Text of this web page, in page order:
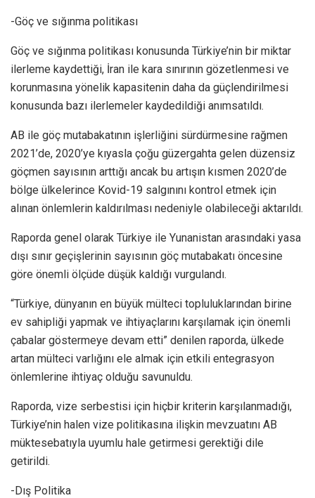
-Göç ve sığınma politikası
Göç ve sığınma politikası konusunda Türkiye’nin bir miktar
ilerleme kaydettiği, İran ile kara sınırının gözetlenmesi ve
korunmasına yönelik kapasitenin daha da güçlendirilmesi
konusunda bazı ilerlemeler kaydedildiği anımsatıldı.
AB ile göç mutabakatının işlerliğini sürdürmesine rağmen
2021’de, 2020’ye kıyasla çoğu güzergahta gelen düzensiz
göçmen sayısının arttığı ancak bu artışın kısmen 2020’de
bölge ülkelerince Kovid-19 salgınını kontrol etmek için
alınan önlemlerin kaldırılması nedeniyle olabileceği aktarıldı.
Raporda genel olarak Türkiye ile Yunanistan arasındaki yasa
dışı sınır geçişlerinin sayısının göç mutabakatı öncesine
göre önemli ölçüde düşük kaldığı vurgulandı.
“Türkiye, dünyanın en büyük mülteci topluluklarından birine
ev sahipliği yapmak ve ihtiyaçlarını karşılamak için önemli
çabalar göstermeye devam etti” denilen raporda, ülkede
artan mülteci varlığını ele almak için etkili entegrasyon
önlemlerine ihtiyaç olduğu savunuldu.
Raporda, vize serbestisi için hiçbir kriterin karşılanmadığı,
Türkiye’nin halen vize politikasına ilişkin mevzuatını AB
müktesebatıyla uyumlu hale getirmesi gerektiği dile
getirildi.
-Dış Politika